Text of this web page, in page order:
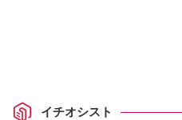
イチオシスト